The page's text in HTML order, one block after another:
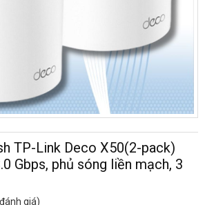
TP-Link Deco X50(2-pack)
Gbps, phủ sóng liền mạch, 3
giá)